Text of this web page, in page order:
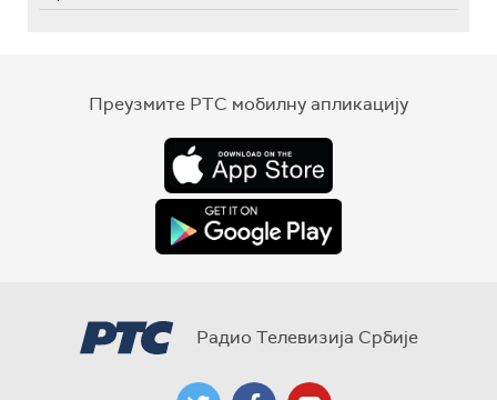
Преузмите РТС мобилну апликацију
Радио Телевизија Србије